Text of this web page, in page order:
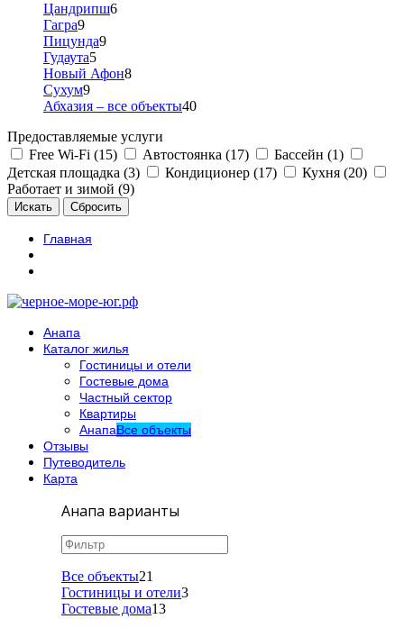
Цандрипш6
Гагра9
Пицунда9
Гудаута5
Новый Афон8
Сухум9
Абхазия – все объекты40
Предоставляемые услуги
Free Wi-Fi (15)
Автостоянка (17)
Бассейн (1)
Детская площадка (3)
Кондиционер (17)
Кухня (20)
Работает и зимой (9)
Главная
Анапа
Каталог жилья
Гостиницы и отели
Гостевые дома
Частный сектор
Квартиры
АнапаВсе объекты
Отзывы
Путеводитель
Карта
Анапа варианты
Все объекты21
Гостиницы и отели3
Гостевые дома13